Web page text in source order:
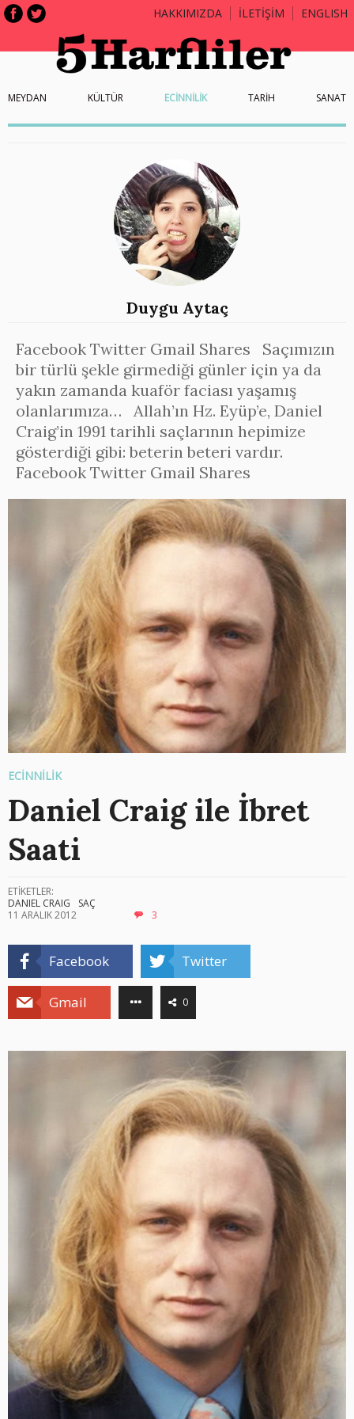
HAKKIMIZDA İLETİŞİM ENGLISH
MEYDAN KÜLTÜR ECİNNİLİK TARİH SANAT
Duygu Aytaç
Facebook Twitter Gmail Shares Saçımızın
bir türlü şekle girmediği günler için ya da
yakın zamanda kuaför faciası yaşamış
olanlarımıza… Allah’ın Hz. Eyüp’e, Daniel
Craig’in 1991 tarihli saçlarının hepimize
gösterdiği gibi: beterin beteri vardır.
Facebook Twitter Gmail Shares
ECİNNİLİK
Daniel Craig ile İbret
Saati
ETİKETLER:
DANIEL CRAIG
SAÇ
11 ARALIK 2012
3
Facebook Twitter
Gmail 0